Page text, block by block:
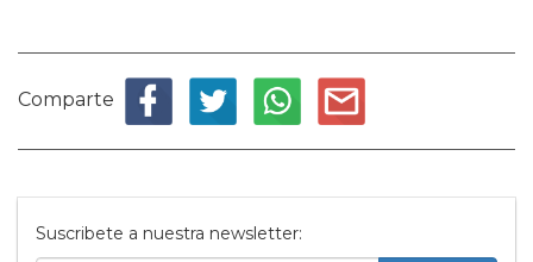
Comparte
Suscribete a nuestra newsletter: